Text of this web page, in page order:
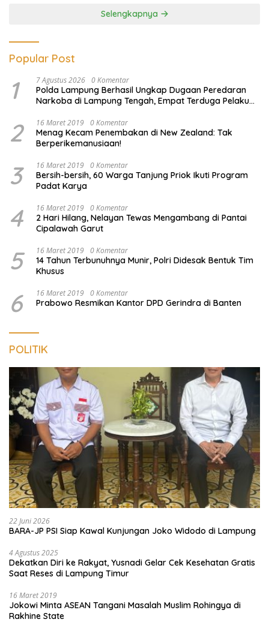
Selengkapnya
Popular Post
1 7 Agustus 2026 0 Komentar
Polda Lampung Berhasil Ungkap Dugaan Peredaran
Narkoba di Lampung Tengah, Empat Terduga Pelaku
2 16 Maret 2019 0 Komentar
Menag Kecam Penembakan di New Zealand: Tak
Berperikemanusiaan!
3 16 Maret 2019 0 Komentar
Bersih-bersih, 60 Warga Tanjung Priok Ikuti Program
Padat Karya
4 16 Maret 2019 0 Komentar
2 Hari Hilang, Nelayan Tewas Mengambang di Pantai
Cipalawah Garut
5 16 Maret 2019 0 Komentar
14 Tahun Terbunuhnya Munir, Polri Didesak Bentuk Tim
Khusus
6 16 Maret 2019 0 Komentar
Prabowo Resmikan Kantor DPD Gerindra di Banten
POLITIK
22 Juni 2026
BARA-JP PSI Siap Kawal Kunjungan Joko Widodo di Lampung
4 Agustus 2025
Dekatkan Diri ke Rakyat, Yusnadi Gelar Cek Kesehatan Gratis
Saat Reses di Lampung Timur
16 Maret 2019
Jokowi Minta ASEAN Tangani Masalah Muslim Rohingya di
Rakhine State